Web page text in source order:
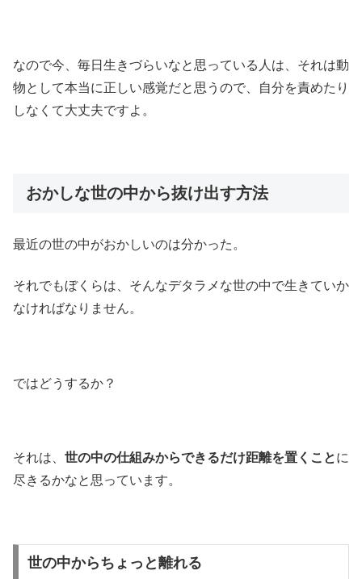
なので今、毎日生きづらいなと思っている人は、それは動
物として本当に正しい感覚だと思うので、自分を責めたり
しなくて大丈夫ですよ。
おかしな世の中から抜け出す方法
最近の世の中がおかしいのは分かった。
それでもぼくらは、そんなデタラメな世の中で生きていか
なければなりません。
ではどうするか？
それは、 世の中の仕組みからできるだけ距離を置くことに
尽きるかなと思っています。
世の中からちょっと離れる